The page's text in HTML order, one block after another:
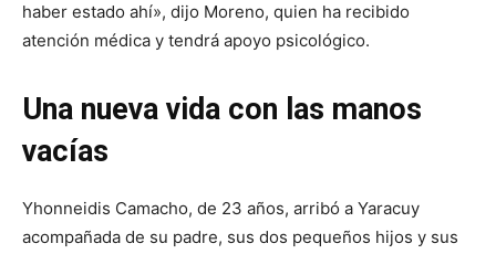
haber estado ahí», dijo Moreno, quien ha recibido
atención médica y tendrá apoyo psicológico.
Una nueva vida con las manos
vacías
Yhonneidis Camacho, de 23 años, arribó a Yaracuy
acompañada de su padre, sus dos pequeños hijos y sus